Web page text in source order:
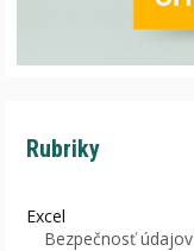
Rubriky
Excel
Bezpečnosť údajov